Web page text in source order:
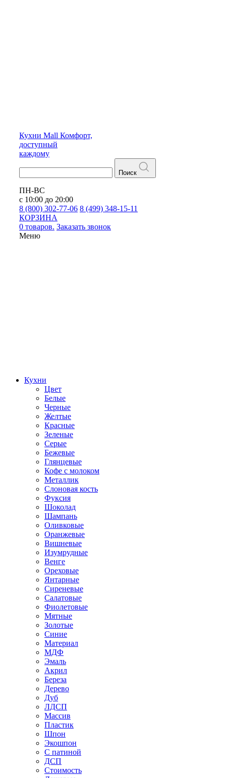
Кухни Mall Комфорт,
доступный
каждому
Поиск
ПН-ВС
с 10:00 до 20:00
8 (800) 302-77-06 8 (499) 348-15-11
КОРЗИНА
0 товаров. Заказать звонок
Меню
Кухни
Цвет
Белые
Черные
Желтые
Красные
Зеленые
Серые
Бежевые
Глянцевые
Кофе с молоком
Металлик
Слоновая кость
Фуксия
Шоколад
Шампань
Оливковые
Оранжевые
Вишневые
Изумрудные
Венге
Ореховые
Янтарные
Сиреневые
Салатовые
Фиолетовые
Мятные
Золотые
Синие
Материал
МДФ
Эмаль
Акрил
Береза
Дерево
Дуб
ЛДСП
Массив
Пластик
Шпон
Экошпон
С патиной
ДСП
Стоимость